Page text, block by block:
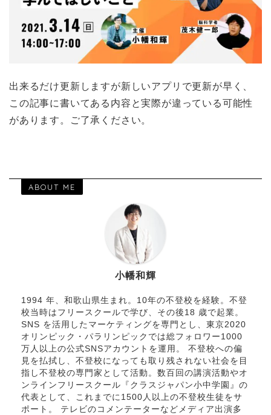
出来るだけ更新しますが新しいアプリで更新が早く、
この記事に書いてある内容と実際が違っている可能性
があります。ご了承ください。
ABOUT ME
小幡和輝
1994 年、和歌山県生まれ。10年の不登校を経験。不登
校当時はフリースクールで学び、その後18 歳で起業。
SNS を活用したマーケティングを専門とし、東京2020
オリンピック・パラリンピックでは総フォロワー1000
万人以上の公式SNSアカウントを運用。 不登校への偏
見を払拭し、不登校になっても取り残されない社会を目
指し不登校の専門家として活動。数百回の講演活動やオ
ンラインフリースクール『クラスジャパン小中学園』の
代表として、これまでに1500人以上の不登校生徒をサ
ポート。 テレビのコメンテーターなどメディア出演多